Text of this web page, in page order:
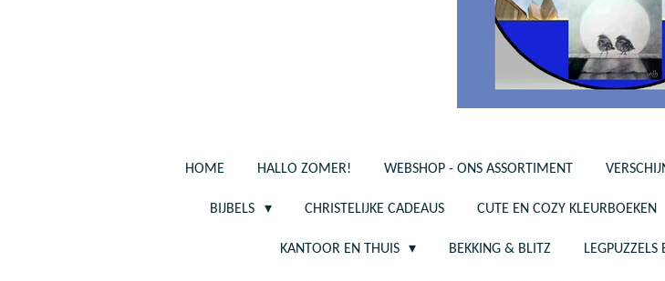
HOME HALLO ZOMER! WEBSHOP - ONS ASSORTIMENT
BIJBELS CHRISTELIJKE CADEAUS CUTE EN COZY KLEURBOEKEN
KANTOOR EN THUIS BEKKING & BLITZ LEGPUZZELS